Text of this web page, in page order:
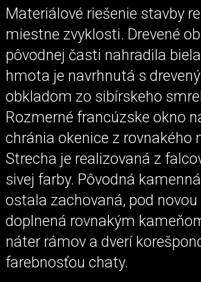
Materiálové riešenie stavby
miestne zvyklosti. Drevené
pôvodnej časti nahradila
hmota je navrhnutá s
obkladom zo sibírskeho
Rozmerné francúzske okno
chránia okenice z rovnakého
Strecha je realizovaná z
sivej farby. Pôvodná
ostala zachovaná, pod
doplnená rovnakým
náter rámov a dverí
farebnosťou chaty.